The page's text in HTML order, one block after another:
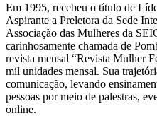
Em 1995, recebeu o título de
Aspirante a Preletora da Sede
Associação das Mulheres da
carinhosamente chamada de
revista mensal “Revista Mulher
mil unidades mensal. Sua
comunicação, levando
pessoas por meio de palestras,
online.